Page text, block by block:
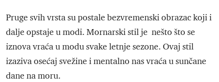
Pruge svih vrsta su postale bezvremenski obrazac koji i
dalje opstaje u modi. Mornarski stil je nešto što se
iznova vraća u modu svake letnje sezone. Ovaj stil
izaziva osećaj svežine i mentalno nas vraća u sunčane
dane na moru.